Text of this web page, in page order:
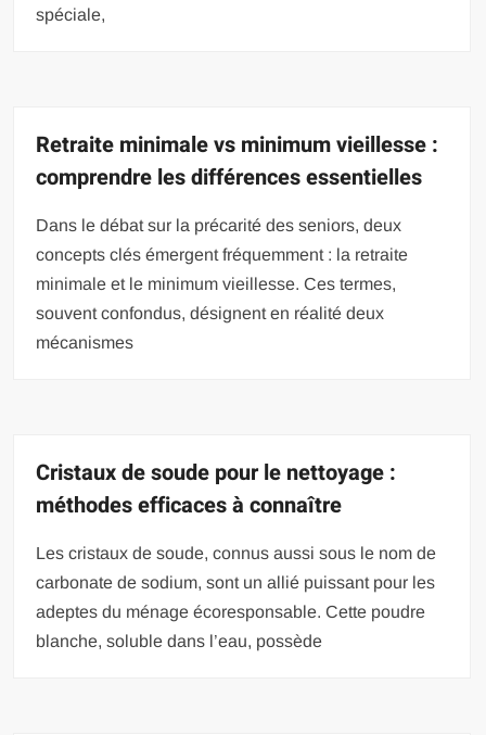
spéciale,
Retraite minimale vs minimum vieillesse :
comprendre les différences essentielles
Dans le débat sur la précarité des seniors, deux
concepts clés émergent fréquemment : la retraite
minimale et le minimum vieillesse. Ces termes,
souvent confondus, désignent en réalité deux
mécanismes
Cristaux de soude pour le nettoyage :
méthodes efficaces à connaître
Les cristaux de soude, connus aussi sous le nom de
carbonate de sodium, sont un allié puissant pour les
adeptes du ménage écoresponsable. Cette poudre
blanche, soluble dans l’eau, possède